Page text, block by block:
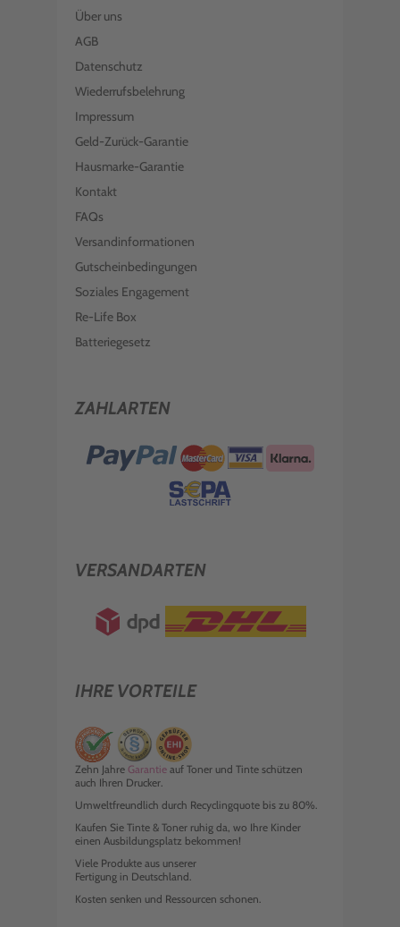
Über uns
AGB
Datenschutz
Wiederrufsbelehrung
Impressum
Geld-Zurück-Garantie
Hausmarke-Garantie
Kontakt
FAQs
Versandinformationen
Gutscheinbedingungen
Soziales Engagement
Re-Life Box
Batteriegesetz
ZAHLARTEN
VERSANDARTEN
IHRE VORTEILE
Zehn Jahre Garantie auf Toner und Tinte schützen
auch Ihren Drucker.
Umweltfreundlich durch Recyclingquote bis zu 80%.
Kaufen Sie Tinte & Toner ruhig da, wo Ihre Kinder
einen Ausbildungsplatz bekommen!
Viele Produkte aus unserer
Fertigung in Deutschland.
Kosten senken und Ressourcen schonen.